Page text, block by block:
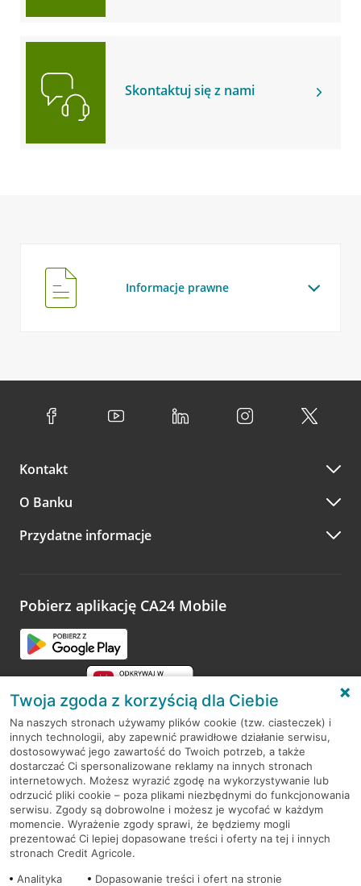
Skontaktuj się z nami
Informacje prawne
Kontakt
O Banku
Przydatne informacje
Pobierz aplikację CA24 Mobile
RODO
Regulamin serwisu
Mapa serwisu
PolitykaCookies
Twoja zgoda z korzyścią dla Ciebie
Na naszych stronach używamy plików cookie (tzw. ciasteczek) i
innych technologii, aby zapewnić prawidłowe działanie serwisu,
dostosowywać jego zawartość do Twoich potrzeb, a także
dostarczać Ci spersonalizowane reklamy na innych stronach
internetowych. Możesz wyrazić zgodę na wykorzystywanie lub
odrzucić pliki cookie – poza plikami niezbędnymi do funkcjonowania
serwisu. Zgody są dobrowolne i możesz je wycofać w każdym
momencie. Wyrażenie zgody sprawi, że będziemy mogli
prezentować Ci lepiej dopasowane treści i oferty na tej i innych
stronach Credit Agricole.
Analityka
Dopasowanie treści i ofert na stronie